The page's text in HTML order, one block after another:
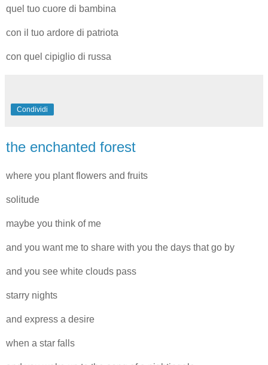
quel tuo cuore di bambina
con il tuo ardore di patriota
con quel cipiglio di russa
Condividi
the enchanted forest
where you plant flowers and fruits
solitude
maybe you think of me
and you want me to share with you the days that go by
and you see white clouds pass
starry nights
and express a desire
when a star falls